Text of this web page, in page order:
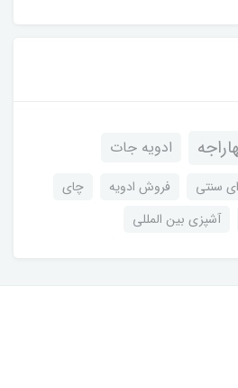
ادویه جات
سنتی فروش ادویه
چای
آشپزی بین المللی